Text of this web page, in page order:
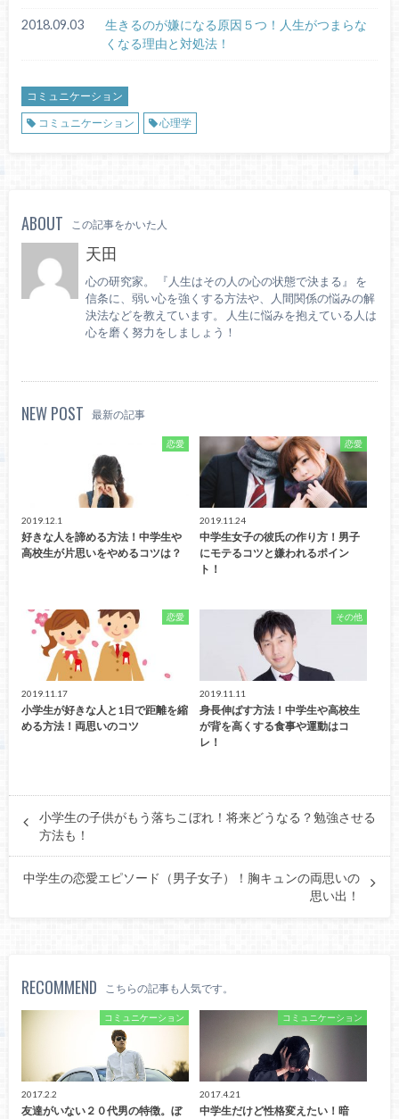
2018.09.03
生きるのが嫌になる原因５つ！人生がつまらな
くなる理由と対処法！
コミュニケーション
コミュニケーション
心理学
ABOUT この記事をかいた人
天田
心の研究家。 『人生はその人の心の状態で決まる』 を
信条に、弱い心を強くする方法や、人間関係の悩みの解
決法などを教えています。 人生に悩みを抱えている人は
心を磨く努力をしましょう！
NEW POST 最新の記事
恋愛
2019.12.1
好きな人を諦める方法！中学生や
高校生が片思いをやめるコツは？
恋愛
2019.11.24
中学生女子の彼氏の作り方！男子
にモテるコツと嫌われるポイン
ト！
恋愛
2019.11.17
小学生が好きな人と1日で距離を縮
める方法！両思いのコツ
その他
2019.11.11
身長伸ばす方法！中学生や高校生
が背を高くする食事や運動はコ
レ！
小学生の子供がもう落ちこぼれ！将来どうなる？勉強させる
方法も！
中学生の恋愛エピソード（男子女子）！胸キュンの両思いの
思い出！
RECOMMEND こちらの記事も人気です。
コミュニケーション
2017.2.2
友達がいない２０代男の特徴。ぼ
コミュニケーション
2017.4.21
中学生だけど性格変えたい！暗